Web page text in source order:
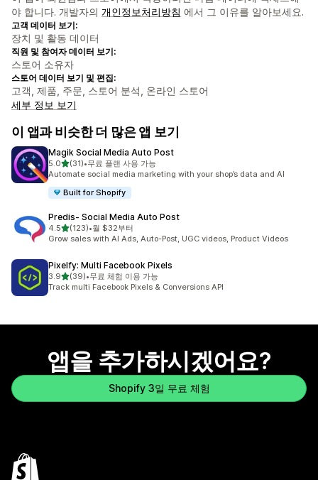
야 합니다. 개발자의 개인정보처리방침 에서 그 이유를 알아보세요.
고객 데이터 보기:
장치 및 활동 데이터
직원 및 참여자 데이터 보기:
스토어 소유자
스토어 데이터 보기 및 편집:
고객, 제품, 주문, 스토어 분석, 온라인 스토어
세부 정보 보기
이 앱과 비슷한 더 많은 앱 보기
Magik Social Media Auto Post
5.0별 5개 중
(31)
총 리뷰 31개
•무료 플랜 사용 가능
Automate social media marketing with your shop’s data and AI
Built for Shopify
Predis‑ Social Media Auto Post
4.5별 5개 중
(123)
총 리뷰 123개
•월 $32부터
Grow sales with AI Ads, Auto-Post, UGC videos, Product Videos
Pixelfy: Multi Facebook Pixels
3.9별 5개 중
(39)
총 리뷰 39개
•무료 체험 이용 가능
Track multi Facebook Pixels & Conversions API
앱을 추가하시겠어요?
Shopify 3일 무료 체험